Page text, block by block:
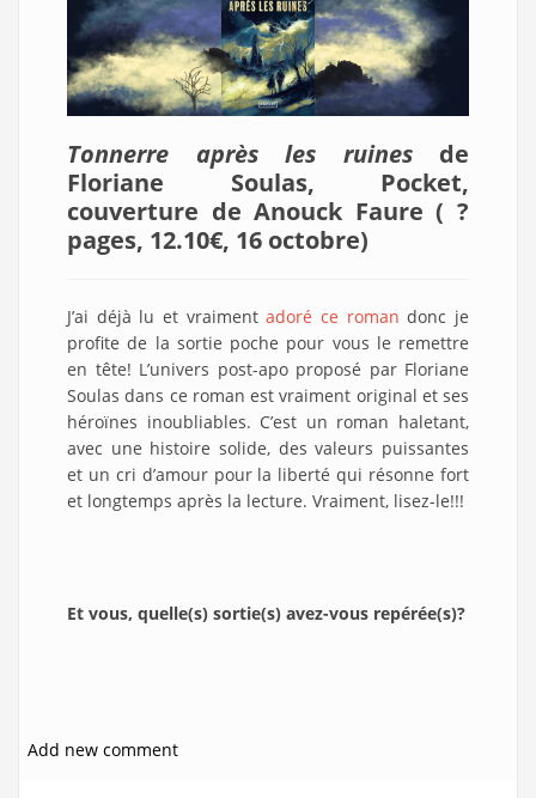
Tonnerre après les ruinesde
Floriane Soulas, Pocket,
couverture de Anouck Faure ( ?
pages, 12.10€, 16 octobre)
J’ai déjà lu et vraimentadoré ce roman donc je
profite de la sortie poche pour vous le remettre
en tête! L’univers post-apo proposé par Floriane
Soulas dans ce roman est vraiment original et ses
héroïnes inoubliables. C’est un roman haletant,
avec une histoire solide, des valeurs puissantes
et un cri d’amour pour la liberté qui résonne fort
et longtemps après la lecture. Vraiment, lisez-le!!!
Et vous, quelle(s) sortie(s) avez-vous repérée(s)?
Add new comment